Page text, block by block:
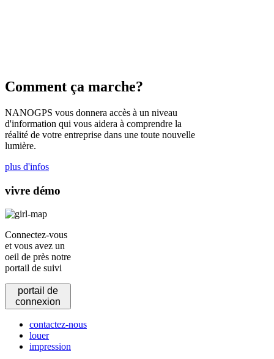
Comment ça marche?
NANOGPS vous donnera accès à un niveau
d'information qui vous aidera à comprendre la
réalité de votre entreprise dans une toute nouvelle
lumière.
plus d'infos
vivre démo
Connectez-vous
et vous avez un
oeil de près notre
portail de suivi
portail de
connexion
contactez-nous
louer
impression